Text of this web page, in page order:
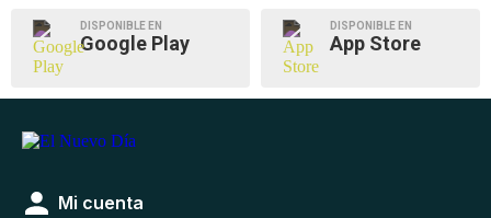
DISPONIBLE EN
Google Play
DISPONIBLE EN
App Store
Mi cuenta